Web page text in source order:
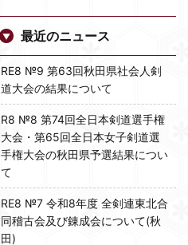
最近のニュース
RE8 №9 第63回秋田県社会人剣
道大会の結果について
R8 №8 第74回全日本剣道選手権
大会・第65回全日本女子剣道選
手権大会の秋田県予選結果につい
て
RE8 №7 令和8年度 全剣連東北合
同稽古会及び錬成会について(秋
田)